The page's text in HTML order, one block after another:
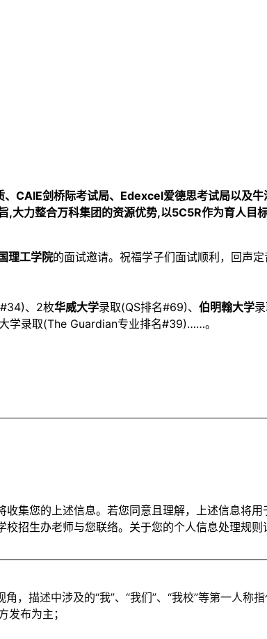
CAIE剑桥际考试局、Edexcel爱德思考试局以及
大力整合万科集团的资源优势,以5C5R作为育人目
理工学院的面试邀请。祝福学子们面试顺利，回声定
、2枚华威大学录取(QS排名#69)、 伯明翰大学
学录取(The Guardian专业排名#39)……。
集您的上述信息。若您同意且理解，上述信息将
招生办老师与您联络。关于您的个人信息处理规则
描述中涉及的“我”、“我们”、“我校”等第一人称
布为主；